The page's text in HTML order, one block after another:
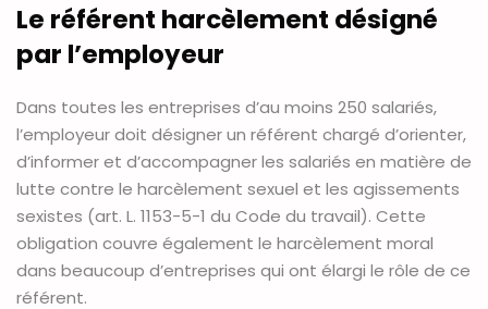
Le référent harcèlement désigné
par l’employeur
Dans toutes les entreprises d’au moins 250 salariés,
l’employeur doit désigner un référent chargé d’orienter,
d’informer et d’accompagner les salariés en matière de
lutte contre le harcèlement sexuel et les agissements
sexistes (art. L. 1153-5-1 du Code du travail). Cette
obligation couvre également le harcèlement moral
dans beaucoup d’entreprises qui ont élargi le rôle de ce
référent.